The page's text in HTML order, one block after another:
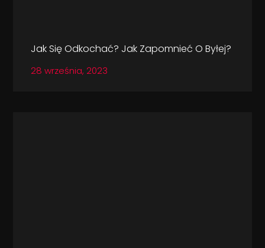
Jak Się Odkochać? Jak Zapomnieć O Byłej?
28 września, 2023